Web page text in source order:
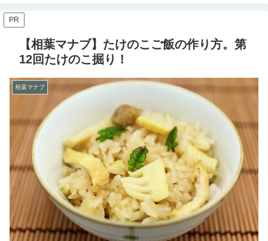
PR
【相葉マナブ】たけのこご飯の作り方。第
12回たけのこ掘り！
相葉マナブ